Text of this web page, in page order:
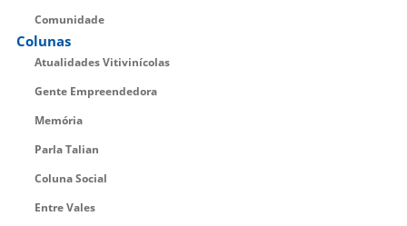
Comunidade
Colunas
Atualidades Vitivinícolas
Gente Empreendedora
Memória
Parla Talian
Coluna Social
Entre Vales